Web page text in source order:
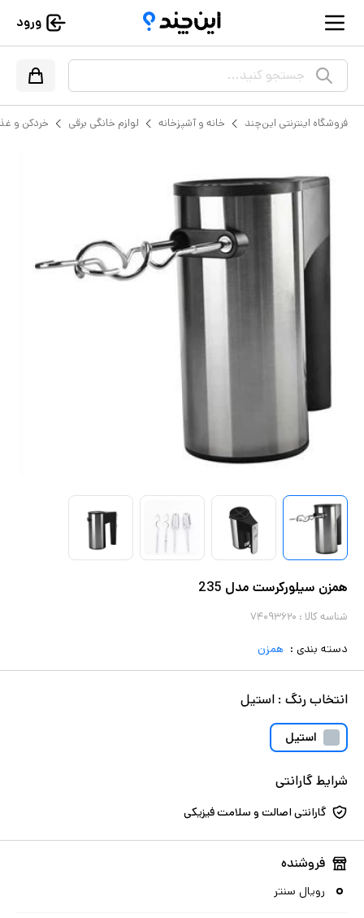
ورود
جستجو کنید...
فروشگاه اینترنتی این‌چند خانه و آشپزخانه لوازم خانگی برقی خردکن و
همزن سیلورکرست مدل 235
شناسه کالا : ۷۴۰۹۳۶۲۰
دسته بندی : همزن
انتخابرنگ : استیل
استیل
شرایط گارانتی
گارانتی اصالت و سلامت فیزیکی
فروشنده
رویال سنتر